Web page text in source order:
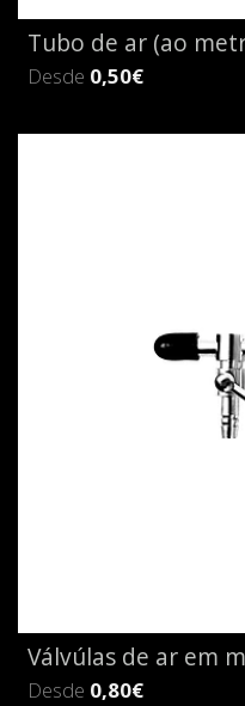
Tubo de ar (ao
Desde 0,50€
Válvúlas de ar em
Desde 0,80€